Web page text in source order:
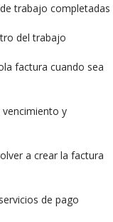
trabajo completadas
del trabajo
factura cuando sea
vencimiento y
a crear la factura
de pago